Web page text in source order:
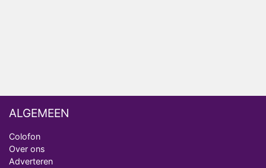
ALGEMEEN
Colofon
Over ons
Adverteren